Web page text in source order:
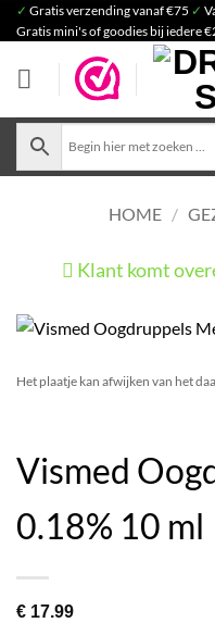
Ga
naar
inhoud
✓ Gratis verzending vanaf €75 ✓
Gratis mini's of goodies bij iedere
HOME /
Klant komt
Het plaatje kan afwijken van het
Vismed
0.18% 10 ml
€ 17.99